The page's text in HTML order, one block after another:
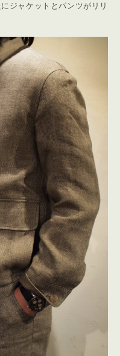
ジャケットとパンツがリリ